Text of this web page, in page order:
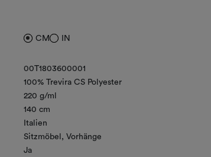
CM IN
00T1803600001
100% Trevira CS Polyester
220 g/ml
140 cm
Italien
Sitzmöbel
Vorhänge
Ja